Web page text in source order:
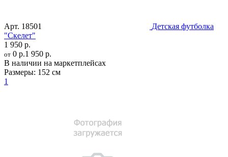
Арт. 18501
Детская футболка
"Скелет"
1 950 р.
от 0 р.1 950 р.
В наличии на маркетплейсах
Размеры: 152 см
1